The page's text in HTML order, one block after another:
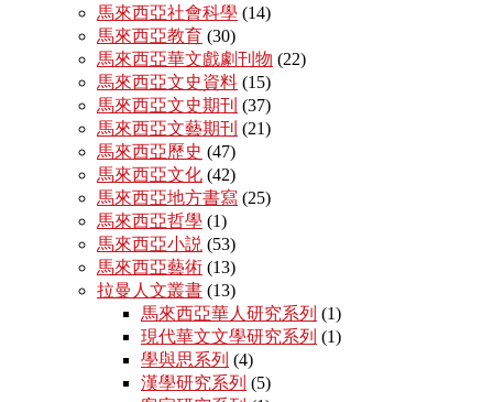
馬來西亞社會科學 (14)
馬來西亞教育 (30)
馬來西亞華文戲劇刊物 (22)
馬來西亞文史資料 (15)
馬來西亞文史期刊 (37)
馬來西亞文藝期刊 (21)
馬來西亞歷史 (47)
馬來西亞文化 (42)
馬來西亞地方書寫 (25)
馬來西亞哲學 (1)
馬來西亞小説 (53)
馬來西亞藝術 (13)
拉曼人文叢書 (13)
馬來西亞華人研究系列 (1)
現代華文文學研究系列 (1)
學與思系列 (4)
漢學研究系列 (5)